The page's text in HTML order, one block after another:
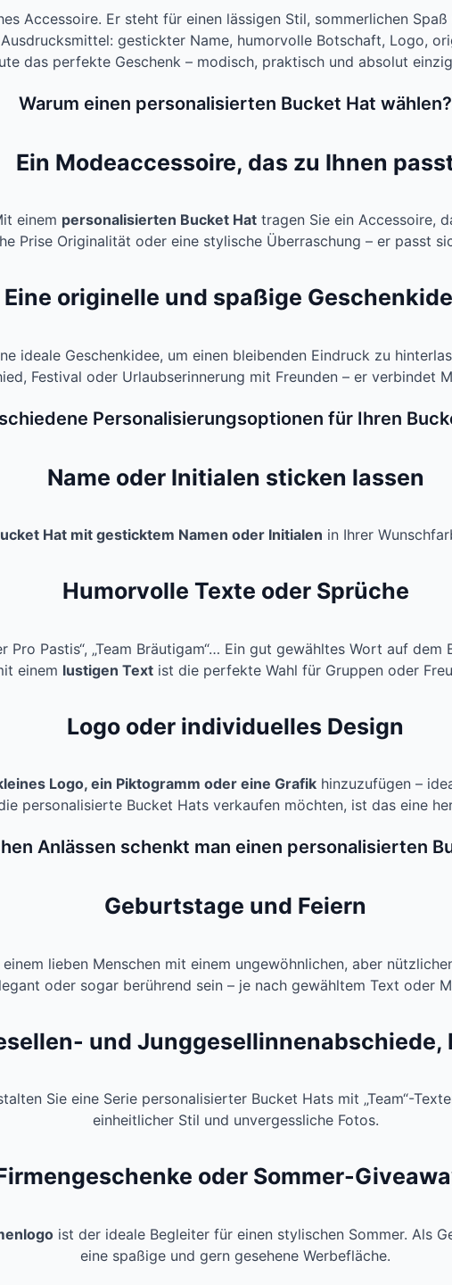
Accessoire. Er steht für einen lässigen Stil, sommerlichen
gestickter Name, humorvolle Botschaft, Logo,
das perfekte Geschenk – modisch, praktisch und absolut
Warum einen personalisierten Bucket Hat wählen?
Ein Modeaccessoire, das zu Ihnen
einem personalisierten Bucket Hat tragen Sie ein Accessoire,
Prise Originalität oder eine stylische Überraschung – er passt
Eine originelle und spaßige
ideale Geschenkidee, um einen bleibenden Eindruck zu
Festival oder Urlaubserinnerung mit Freunden – er verbindet
Personalisierungsoptionen für Ihren
Name oder Initialen sticken lassen
Hat mit gesticktem Namen oder Initialen in Ihrer
Humorvolle Texte oder Sprüche
Pro Pastis“, „Team Bräutigam“… Ein gut gewähltes Wort auf
einem lustigen Textist die perfekte Wahl für Gruppen oder
Logo oder individuelles Design
Logo, ein Piktogramm oder eine Grafikhinzuzufügen –
personalisierte Bucket Hats verkaufen möchten, ist das eine
Anlässen schenkt man einen personalisierten
Geburtstage und Feiern
lieben Menschen mit einem ungewöhnlichen, aber
oder sogar berührend sein – je nach gewähltem Text oder
und Junggesellinnenabschiede,
Sie eine Serie personalisierter Bucket Hats mit „Team“-
einheitlicher Stil und unvergessliche Fotos.
oder Sommer-
ist der ideale Begleiter für einen stylischen Sommer. Als
eine spaßige und gern gesehene Werbefläche.